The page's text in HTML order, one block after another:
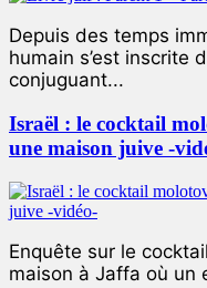
Depuis des temps
humain s’est inscrite
conjuguant...
Israël : le cocktail
une maison juive -
Enquête sur le
maison à Jaffa où un